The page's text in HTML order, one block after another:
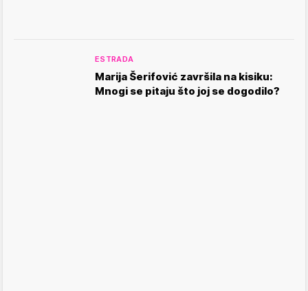
ESTRADA
Marija Šerifović završila na kisiku:
Mnogi se pitaju što joj se dogodilo?